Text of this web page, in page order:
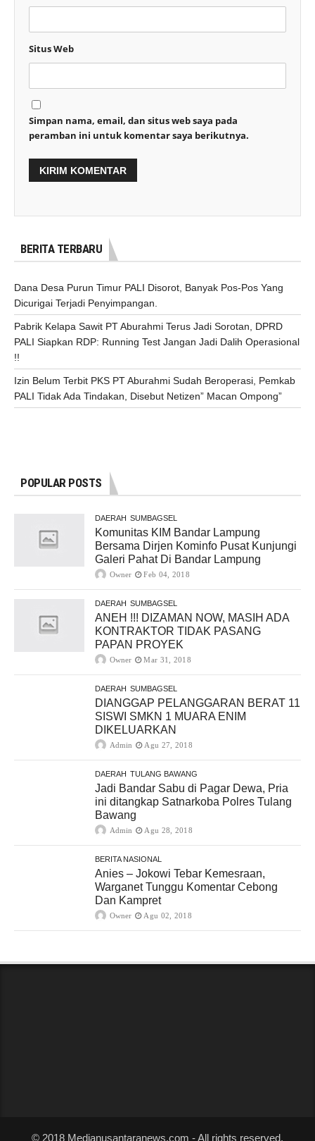
Situs Web
Simpan nama, email, dan situs web saya pada
peramban ini untuk komentar saya berikutnya.
BERITA TERBARU
Dana Desa Purun Timur PALI Disorot, Banyak Pos-Pos Yang
Dicurigai Terjadi Penyimpangan.
Pabrik Kelapa Sawit PT Aburahmi Terus Jadi Sorotan, DPRD
PALI Siapkan RDP: Running Test Jangan Jadi Dalih Operasional
!!
Izin Belum Terbit PKS PT Aburahmi Sudah Beroperasi, Pemkab
PALI Tidak Ada Tindakan, Disebut Netizen” Macan Ompong”
POPULAR POSTS
DAERAH SUMBAGSEL
Komunitas KIM Bandar Lampung
Bersama Dirjen Kominfo Pusat Kunjungi
Galeri Pahat Di Bandar Lampung
Owner Feb 04, 2018
DAERAH SUMBAGSEL
ANEH !!! DIZAMAN NOW, MASIH ADA
KONTRAKTOR TIDAK PASANG
PAPAN PROYEK
Owner Mar 31, 2018
DAERAH SUMBAGSEL
DIANGGAP PELANGGARAN BERAT 11
SISWI SMKN 1 MUARA ENIM
DIKELUARKAN
Admin Agu 27, 2018
DAERAH TULANG BAWANG
Jadi Bandar Sabu di Pagar Dewa, Pria
ini ditangkap Satnarkoba Polres Tulang
Bawang
Admin Agu 28, 2018
BERITA NASIONAL
Anies – Jokowi Tebar Kemesraan,
Warganet Tunggu Komentar Cebong
Dan Kampret
Owner Agu 02, 2018
© 2018 Medianusantaranews.com - All rights reserved.